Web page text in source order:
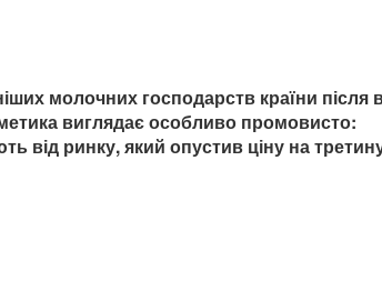
молочних господарств країни після
виглядає особливо промовисто:
від ринку, який опустив ціну на